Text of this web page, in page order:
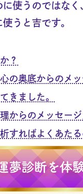
に使うのではなく
うと吉です。
？
の奥底からのメ
きました。
からのメッセー
すればよくあたる